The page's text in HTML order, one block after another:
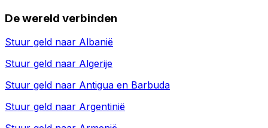
De wereld verbinden
Stuur geld naar Albanië
Stuur geld naar Algerije
Stuur geld naar Antigua en Barbuda
Stuur geld naar Argentinië